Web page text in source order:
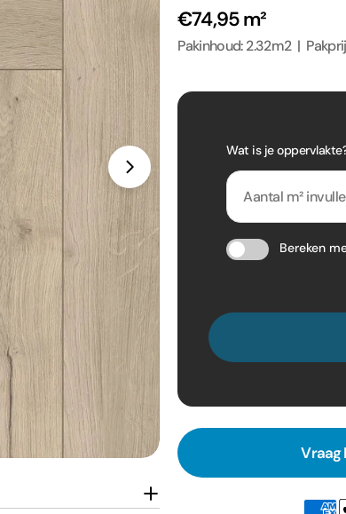
€74,95 m²
Pakinhoud: 2.32m2 |
Wat is je
Bereken
Vraag